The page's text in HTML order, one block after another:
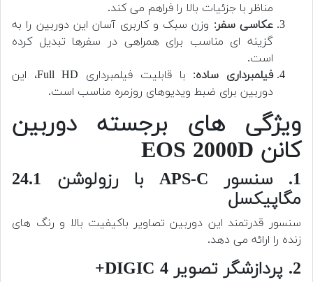
مناظر با جزئیات بالا را فراهم می کند.
عکاسی سفر: وزن سبک و کاربری آسان این دوربین را به
گزینه ای مناسب برای همراهی در سفرها تبدیل کرده
است.
فیلمبرداری ساده
: با قابلیت فیلمبرداری Full HD، این
دوربین برای ضبط ویدیوهای روزمره مناسب است.
ویژگی های برجسته دوربین
کانن EOS 2000D
1. سنسور APS-C با رزولوشن 24.1
مگاپیکسل
سنسور قدرتمند این دوربین تصاویر باکیفیت بالا و رنگ های
زنده را ارائه می دهد.
2. پردازشگر تصویر DIGIC 4+